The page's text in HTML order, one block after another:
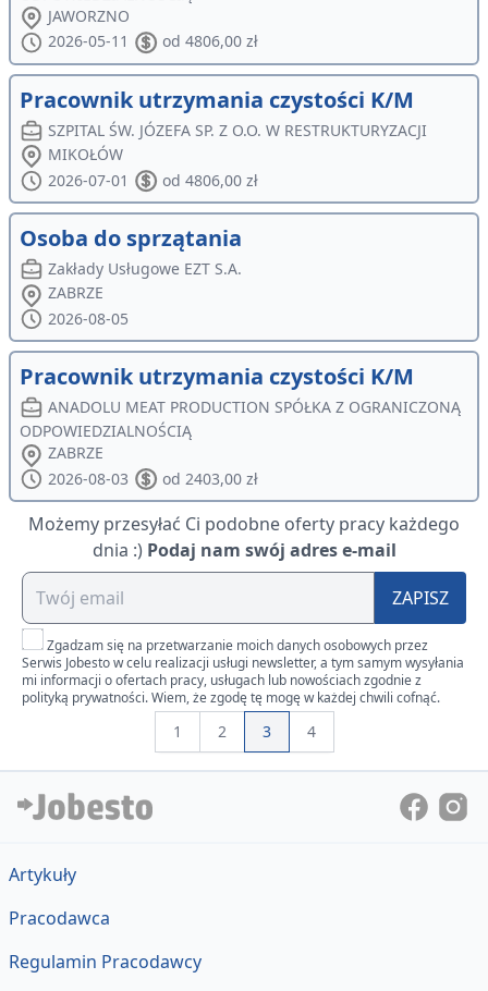
JAWORZNO
2026-05-11
od 4806,00 zł
Pracownik utrzymania czystości K/M
SZPITAL ŚW. JÓZEFA SP. Z O.O. W RESTRUKTURYZACJI
MIKOŁÓW
2026-07-01
od 4806,00 zł
Osoba do sprzątania
Zakłady Usługowe EZT S.A.
ZABRZE
2026-08-05
Pracownik utrzymania czystości K/M
ANADOLU MEAT PRODUCTION SPÓŁKA Z OGRANICZONĄ
ODPOWIEDZIALNOŚCIĄ
ZABRZE
2026-08-03
od 2403,00 zł
Możemy przesyłać Ci podobne oferty pracy każdego
dnia :) Podaj nam swój adres e-mail
ZAPISZ
Zgadzam się na przetwarzanie moich danych osobowych przez
Serwis Jobesto w celu realizacji usługi newsletter, a tym samym wysyłania
mi informacji o ofertach pracy, usługach lub nowościach zgodnie z
polityką prywatności. Wiem, że zgodę tę mogę w każdej chwili cofnąć.
1 2 3 4
Artykuły
Pracodawca
Regulamin Pracodawcy